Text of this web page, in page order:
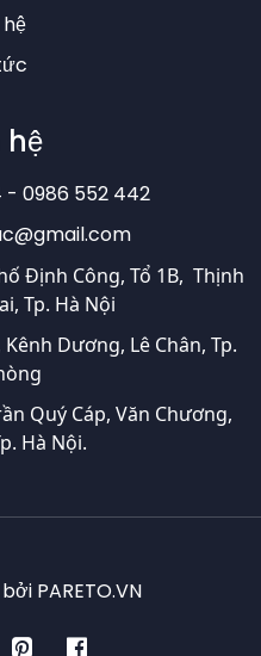
hệ
hệ
- 0986 552 442
Định Công, Tổ 1B, Thịnh
Tp. Hà Nội
Dương, Lê Chân, Tp.
Quý Cáp, Văn Chương,
Hà Nội.
PARETO.VN